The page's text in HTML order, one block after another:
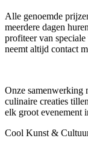
Alle genoemde
meerdere dagen
profiteer van
neemt altijd contact
Onze
culinaire creaties
elk groot evenement
Cool Kunst &